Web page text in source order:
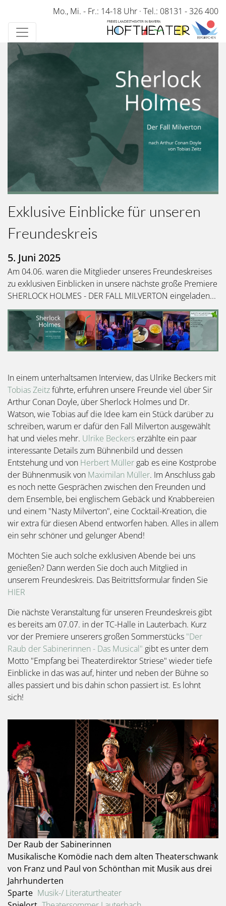
Direkt
zum
Inhalt
Mo., Mi. - Fr.: 14-18 Uhr · Tel.: 08131 - 326 400
Exklusive Einblicke für unseren
Freundeskreis
5. Juni 2025
Am 04.06. waren die Mitglieder unseres Freundeskreises
zu exklusiven Einblicken in unsere nächste große Premiere
SHERLOCK HOLMES - DER FALL MILVERTON eingeladen...
Bild
In einem unterhaltsamen Interview, das Ulrike Beckers mit
Tobias Zeitzführte, erfuhren unsere Freunde viel über Sir
Arthur Conan Doyle, über Sherlock Holmes und Dr.
Watson, wie Tobias auf die Idee kam ein Stück darüber zu
schreiben, warum er dafür den Fall Milverton ausgewählt
hat und vieles mehr. Ulrike Beckers erzählte ein paar
interessante Details zum Bühnenbild und dessen
Entstehung und von Herbert Müller gab es eine Kostprobe
der Bühnenmusik von Maximilan Müller. Im Anschluss gab
es noch nette Gesprächen zwischen den Freunden und
dem Ensemble, bei englischem Gebäck und Knabbereien
und einem "Nasty Milverton", eine Cocktail-Kreation, die
wir extra für diesen Abend entworfen haben. Alles in allem
ein sehr schöner und gelunger Abend!
Möchten Sie auch solche exklusiven Abende bei uns
genießen? Dann werden Sie doch auch Mitglied in
unserem Freundeskreis. Das Beitrittsformular finden Sie
HIER
Die nächste Veranstaltung für unseren Freundeskreis gibt
es bereits am 07.07. in der TC-Halle in Lauterbach. Kurz
vor der Premiere unserers großen Sommerstücks "Der
Raub der Sabinerinnen - Das Musical" gibt es unter dem
Motto "Empfang bei Theaterdirektor Striese" wieder tiefe
Einblicke in das was auf, hinter und neben der Bühne so
alles passiert und bis dahin schon passiert ist. Es lohnt
sich!
Der Raub der Sabinerinnen
Musikalische Komödie nach dem alten Theaterschwank
von Franz und Paul von Schönthan mit Musik aus drei
Jahrhunderten
Sparte Musik-/ Literaturtheater